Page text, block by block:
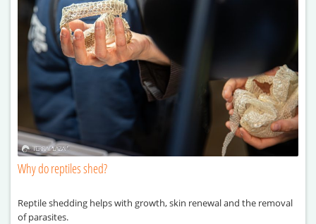
Why do reptiles shed?
Reptile shedding helps with growth, skin renewal and the removal
of parasites.